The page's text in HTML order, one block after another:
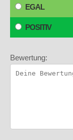
EGAL
POSITIV
Bewertung: